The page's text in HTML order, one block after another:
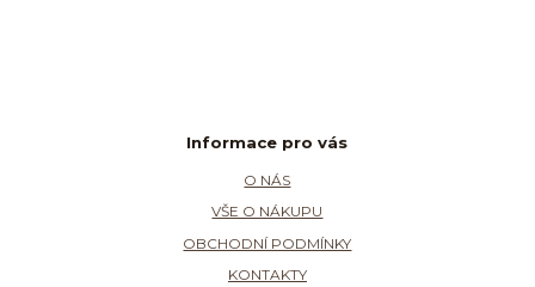
Informace pro vás
O NÁS
VŠE O NÁKUPU
OBCHODNÍ PODMÍNKY
KONTAKTY